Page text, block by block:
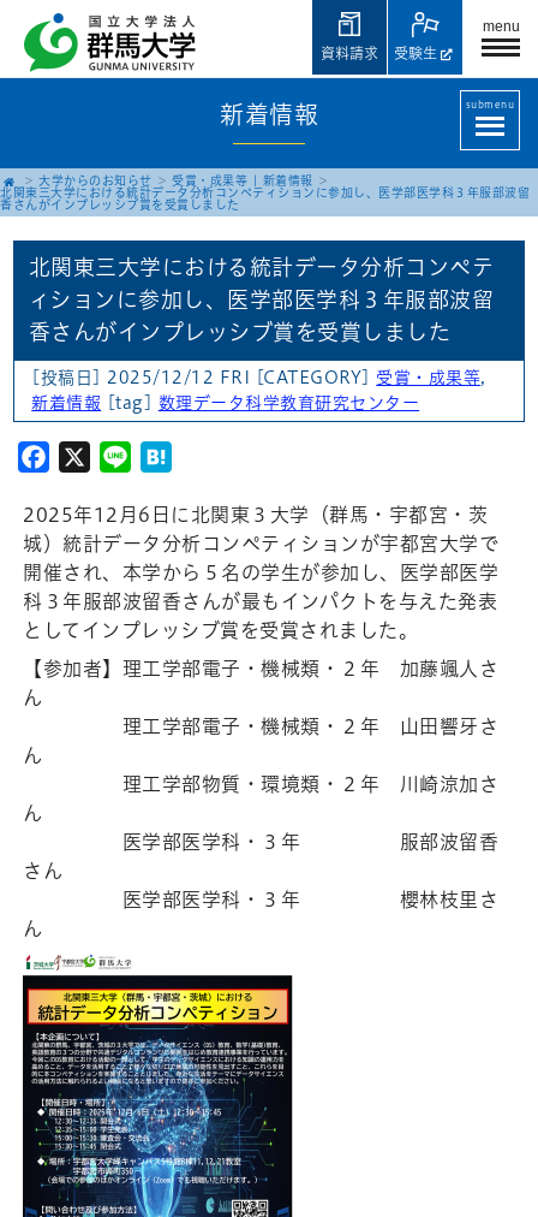
menu
受験生
資料請求
新着情報 submenu
大学からのお知らせ 受賞・成果等
新着情報
北関東三大学における統計データ分析コンペティションに参加し、医学部医学科３年服部波留
香さんがインプレッシブ賞を受賞しました
北関東三大学における統計データ分析コンペテ
ィションに参加し、医学部医学科３年服部波留
香さんがインプレッシブ賞を受賞しました
[投稿日] 2025/12/12 FRI [CATEGORY] 受賞・成果等,
新着情報 [tag] 数理データ科学教育研究センター
Facebook
X Line
2025年12月6日に北関東３大学（群馬・宇都宮・茨
城）統計データ分析コンペティションが宇都宮大学で
開催され、本学から５名の学生が参加し、医学部医学
科３年服部波留香さんが最もインパクトを与えた発表
としてインプレッシブ賞を受賞されました。
【参加者】理工学部電子・機械類・２年 加藤颯人さ
ん
理工学部電子・機械類・２年 山田響牙さ
ん
理工学部物質・環境類・２年 川崎涼加さ
ん
医学部医学科・３年 服部波留香
さん
医学部医学科・３年 櫻林枝里さ
ん